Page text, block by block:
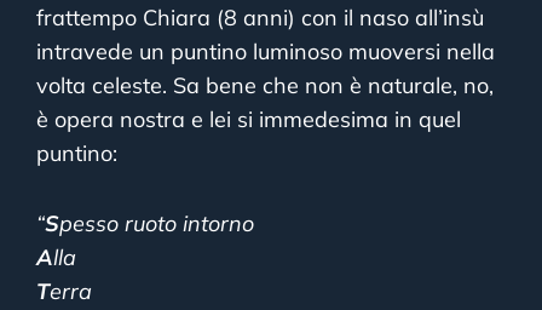
frattempo Chiara (8 anni) con il naso all’insù
intravede un puntino luminoso muoversi nella
volta celeste. Sa bene che non è naturale, no,
è opera nostra e lei si immedesima in quel
puntino:
“Spesso ruoto intorno
Alla
Terra